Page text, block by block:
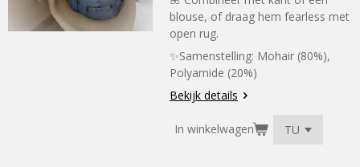
blouse, of draag hem fearless met
open rug.
✨Samenstelling: Mohair (80%),
Polyamide (20%)
Bekijk details
In winkelwagen